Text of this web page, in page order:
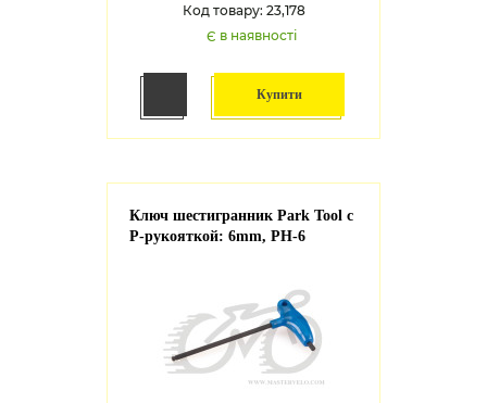
Код товару: 23,178
Є в наявності
Купити
Ключ шестигранник Park Tool с
Р-рукояткой: 6mm, PH-6